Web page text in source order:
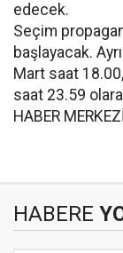
edecek.
Seçim
başlayacak.
Mart saat
saat 23.59
HABER
HABERE